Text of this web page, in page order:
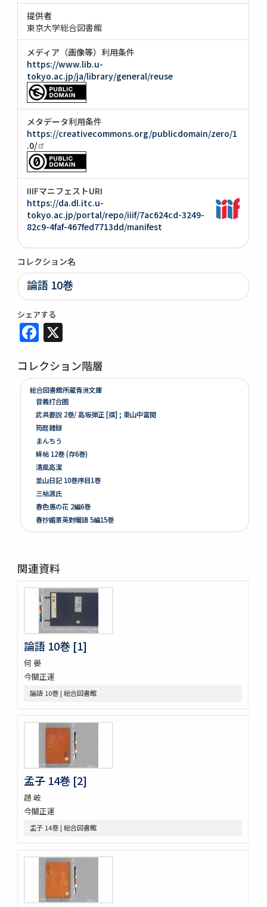
提供者
東京大学総合図書館
メディア（画像等）利用条件
https://www.lib.u-
tokyo.ac.jp/ja/library/general/reuse
メタデータ利用条件
https://creativecommons.org/publicdomain/zero/1
.0/
IIIFマニフェストURI
https://da.dl.itc.u-
tokyo.ac.jp/portal/repo/iiif/7ac624cd-3249-
82c9-4faf-467fed7713dd/manifest
コレクション名
論語 10巻
シェアする
Facebook
コレクション階層
総合図書館所蔵青洲文庫
音義打合圖
武具要説 2巻/ 高坂弾正 [撰] ; 東山中富閲
筠庭雜録
まんちう
絳帖 12巻 (存6巻)
清風高潔
並山日記 10巻序目1巻
三帖源氏
春色惠の花 2編6巻
春抄媚景英對暖語 5編15巻
梅暦餘興春色辰巳園 4編12巻
竒品家雅見 3巻附録1巻
好色一代女 6巻
新うす雪物語 5巻
新撰卅六貝倭謌
好色春画本目録
禮書 150巻 (存9巻)
塵劫記 3巻 (存1巻)
東海道綱目分間之圖 5巻
屋外乃萩 ; 稲種考
蘿鬘 3巻
玉襷添紐下解
玉襷添紐
音義本末圖
玉鉾百首
音義本末考
玉鉾の本末
槙のいた屋
改正玉襷添紐
玉襷添紐下解
助辭音義考
言靈顕證圖
助辭音義考
古今集類辭 2巻
関連資料
論語 10巻 [1]
何 晏
今關正運
論語 10巻 | 総合図書館
孟子 14巻 [2]
趙 岐
今關正運
孟子 14巻 | 総合図書館